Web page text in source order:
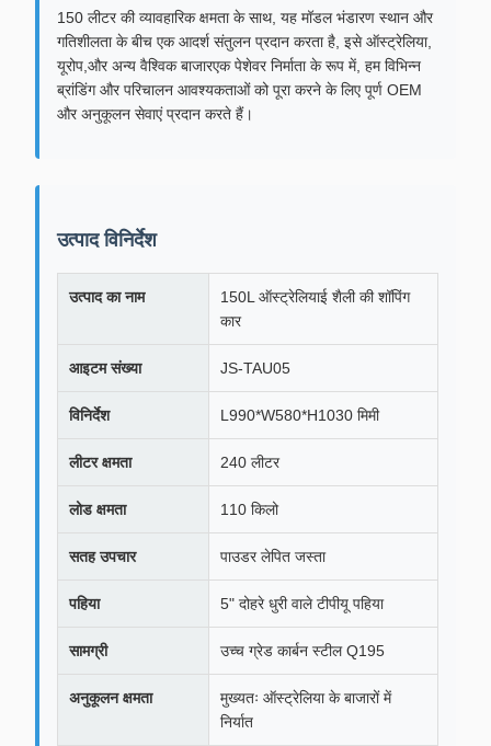
150 लीटर की व्यावहारिक क्षमता के साथ, यह मॉडल भंडारण स्थान और
गतिशीलता के बीच एक आदर्श संतुलन प्रदान करता है, इसे ऑस्ट्रेलिया,
यूरोप,और अन्य वैश्विक बाजारएक पेशेवर निर्माता के रूप में, हम विभिन्न
ब्रांडिंग और परिचालन आवश्यकताओं को पूरा करने के लिए पूर्ण OEM
और अनुकूलन सेवाएं प्रदान करते हैं।
उत्पाद विनिर्देश
उत्पाद का नाम
150L ऑस्ट्रेलियाई शैली की शॉपिंग
कार
आइटम संख्या JS-TAU05
विनिर्देश L990*W580*H1030 मिमी
लीटर क्षमता 240 लीटर
लोड क्षमता 110 किलो
सतह उपचार पाउडर लेपित जस्ता
पहिया 5" दोहरे धुरी वाले टीपीयू पहिया
सामग्री उच्च ग्रेड कार्बन स्टील Q195
अनुकूलन क्षमता
मुख्यतः ऑस्ट्रेलिया के बाजारों में
निर्यात